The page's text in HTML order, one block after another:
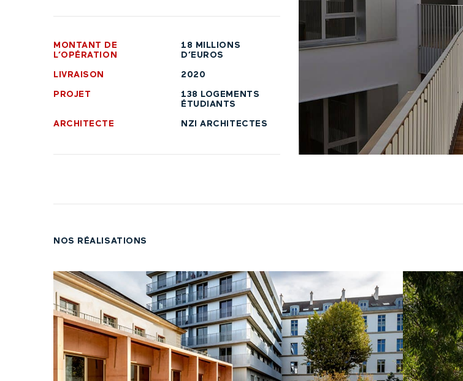
MONTANT DE
L’OPÉRATION
18 MILLIONS
D’EUROS
LIVRAISON 2020
PROJET
138 LOGEMENTS
ÉTUDIANTS
ARCHITECTE NZI ARCHITECTES
NOS RÉALISATIONS